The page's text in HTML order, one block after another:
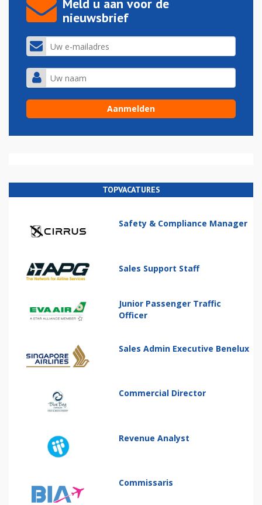
Meld u aan voor de
nieuwsbrief
TOPVACATURES
Safety & Compliance Manager
Sales Support Staff
Junior Passenger Traffic
Officer
Sales Admin Executive Benelux
Commercial Director
Revenue Analyst
Commissaris